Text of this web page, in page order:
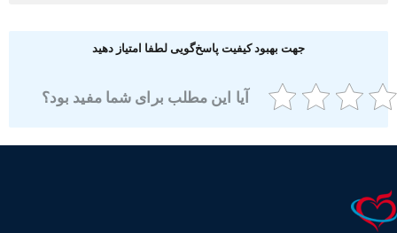
جهت بهبود کیفیت پاسخ‌گویی لطفا امتیاز دهید
آیا این مطلب برای شما مفید بود؟